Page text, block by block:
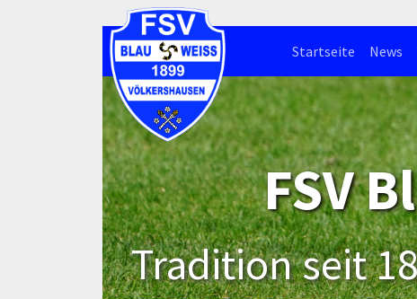
Startseite News
FSV
Tradition seit